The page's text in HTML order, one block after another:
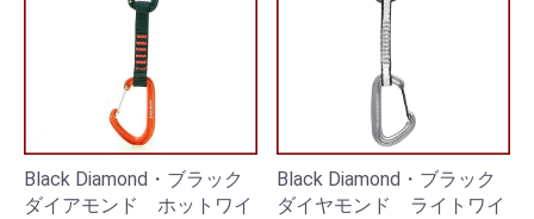
Black Diamond・ブラック
ダイアモンド ホットワイ
Black Diamond・ブラック
ダイヤモンド ライトワイ